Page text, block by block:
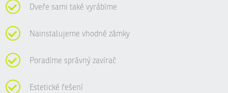
Dveře sami také vyrábíme
Nainstalujeme vhodné zámky
Poradíme správný zavírač
Estetické řešení